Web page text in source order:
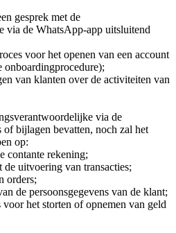
gesprek met de
via de WhatsApp-app uitsluitend
voor het openen van een account
onboardingprocedure);
van klanten over de activiteiten van
via de
bijlagen bevatten, noch zal het
op:
contante rekening;
uitvoering van transacties;
orders;
de persoonsgegevens van de klant;
het storten of opnemen van geld